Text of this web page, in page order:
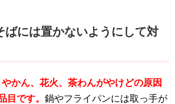
ばには置かないようにして対
かん、花火、茶わんがやけどの原因
目です。 鍋やフライパンには取っ手が